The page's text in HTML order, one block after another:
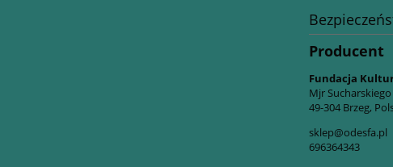
Producent
Fundacja
Mjr
49-304 Brzeg,
sklep@odesfa.pl
696364343